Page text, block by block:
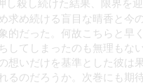
し殺し続けた結果、限界を
求め続ける盲目な晴香と今
的だった。何故こちらと早
してしまったのも無理もな
想いだけを基準とした彼は
るのだろうか。次巻にも